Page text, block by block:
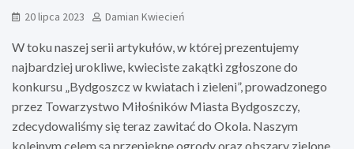
20 lipca 2023 Damian Kwiecień
W toku naszej serii artykułów, w której prezentujemy
najbardziej urokliwe, kwieciste zakątki zgłoszone do
konkursu „Bydgoszcz w kwiatach i zieleni”, prowadzonego
przez Towarzystwo Miłośników Miasta Bydgoszczy,
zdecydowaliśmy się teraz zawitać do Okola. Naszym
kolejnym celem są przepiękne ogrody oraz obszary zielone,